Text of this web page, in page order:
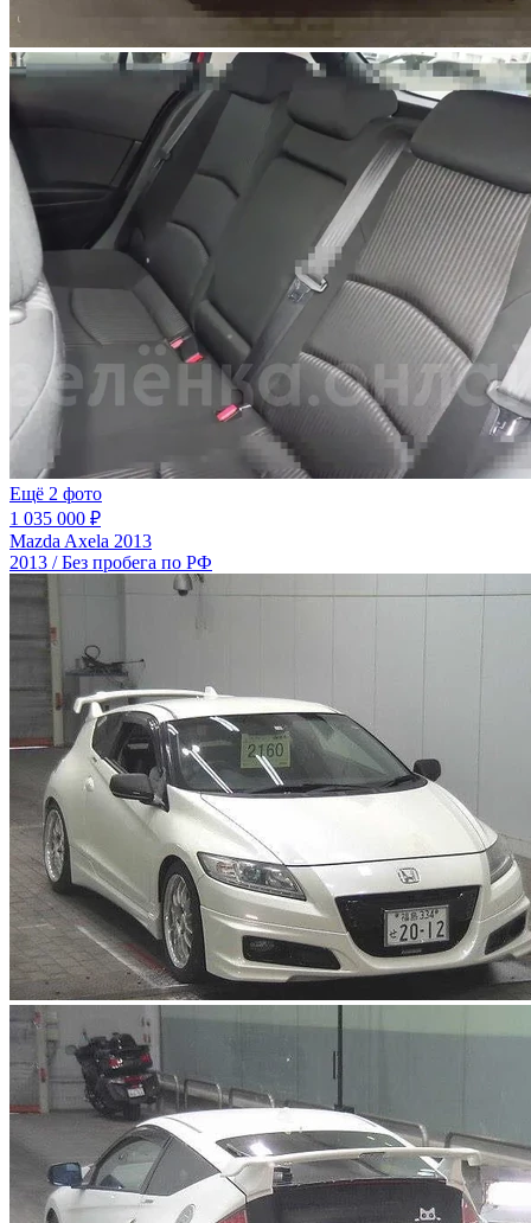
Ещё 2 фото
1 035 000 ₽
Mazda Axela 2013
2013 / Без пробега по РФ